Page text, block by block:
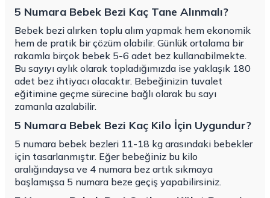
5 Numara Bebek Bezi Kaç Tane Alınmalı?
Bebek bezi alırken toplu alım yapmak hem ekonomik
hem de pratik bir çözüm olabilir. Günlük ortalama bir
rakamla birçok bebek 5-6 adet bez kullanabilmekte.
Bu sayıyı aylık olarak topladığımızda ise yaklaşık 180
adet bez ihtiyacı olacaktır. Bebeğinizin tuvalet
eğitimine geçme sürecine bağlı olarak bu sayı
zamanla azalabilir.
5 Numara Bebek Bezi Kaç Kilo İçin Uygundur?
5 numara bebek bezleri 11-18 kg arasındaki bebekler
için tasarlanmıştır. Eğer bebeğiniz bu kilo
aralığındaysa ve 4 numara bez artık sıkmaya
başlamışsa 5 numara beze geçiş yapabilirsiniz.